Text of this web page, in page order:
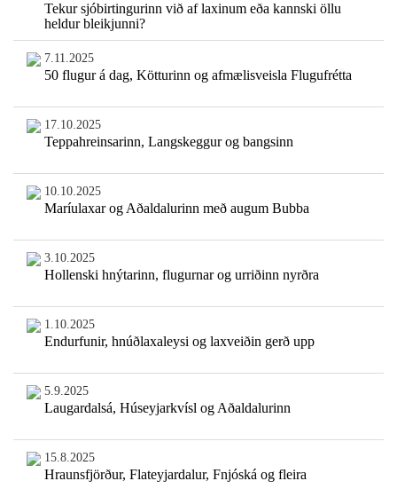
Tekur sjóbirtingurinn við af laxinum eða kannski öllu
heldur bleikjunni?
7.11.2025
50 flugur á dag, Kötturinn og afmælisveisla Flugufrétta
17.10.2025
Teppahreinsarinn, Langskeggur og bangsinn
10.10.2025
Maríulaxar og Aðaldalurinn með augum Bubba
3.10.2025
Hollenski hnýtarinn, flugurnar og urriðinn nyrðra
1.10.2025
Endurfunir, hnúðlaxaleysi og laxveiðin gerð upp
5.9.2025
Laugardalsá, Húseyjarkvísl og Aðaldalurinn
15.8.2025
Hraunsfjörður, Flateyjardalur, Fnjóská og fleira